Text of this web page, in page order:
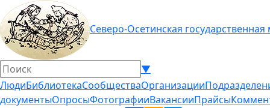
Северо-Осетинская
▼
ЛюдиБиблиотекаСообществаОрганизации
документыОпросыФотографииВакансииПрайсы